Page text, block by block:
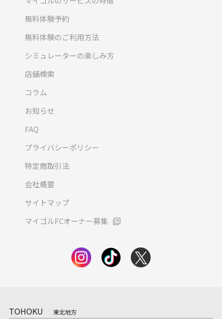
無料体験予約
無料体験のご利用方法
シミュレーターの楽しみ方
店舗検索
コラム
お知らせ
FAQ
プライバシーポリシー
特定商取引法
会社概要
サイトマップ
マイゴルFCオーナー募集
TOHOKU 東北地方